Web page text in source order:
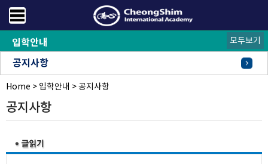
입학안내
공지사항
FAQ
오시는길
모두보기
Home > 입학안내 >공지사항
공지사항